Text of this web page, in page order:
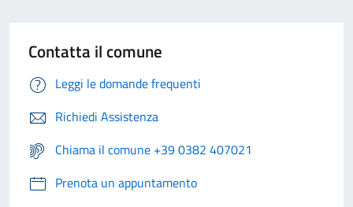
Contatta il comune
Leggi le domande frequenti
Richiedi Assistenza
Chiama il comune +39 0382 407021
Prenota un appuntamento